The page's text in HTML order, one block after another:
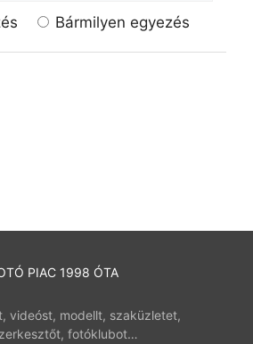
Bármilyen egyezés
PIAC 1998 ÓTA
videóst, modellt, szaküzletet,
fotóklubot…